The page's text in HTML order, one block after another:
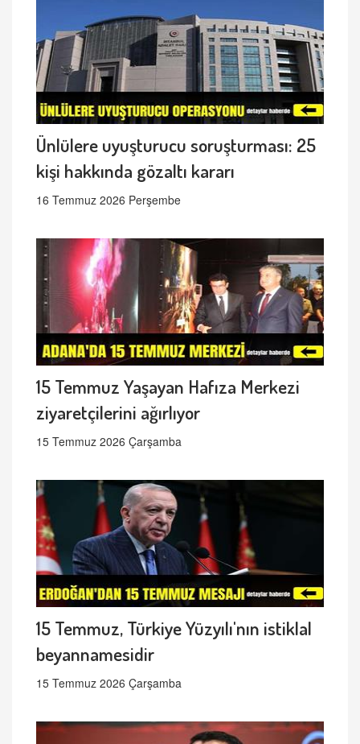
Ünlülere uyuşturucu soruşturması: 25
kişi hakkında gözaltı kararı
16 Temmuz 2026 Perşembe
15 Temmuz Yaşayan Hafıza Merkezi
ziyaretçilerini ağırlıyor
15 Temmuz 2026 Çarşamba
15 Temmuz, Türkiye Yüzyılı'nın istiklal
beyannamesidir
15 Temmuz 2026 Çarşamba